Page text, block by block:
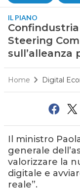
IL PIANO
Steering
sull’alleanza
Home Digital
Il ministro
generale
valorizzare la
digitale e
reale”.